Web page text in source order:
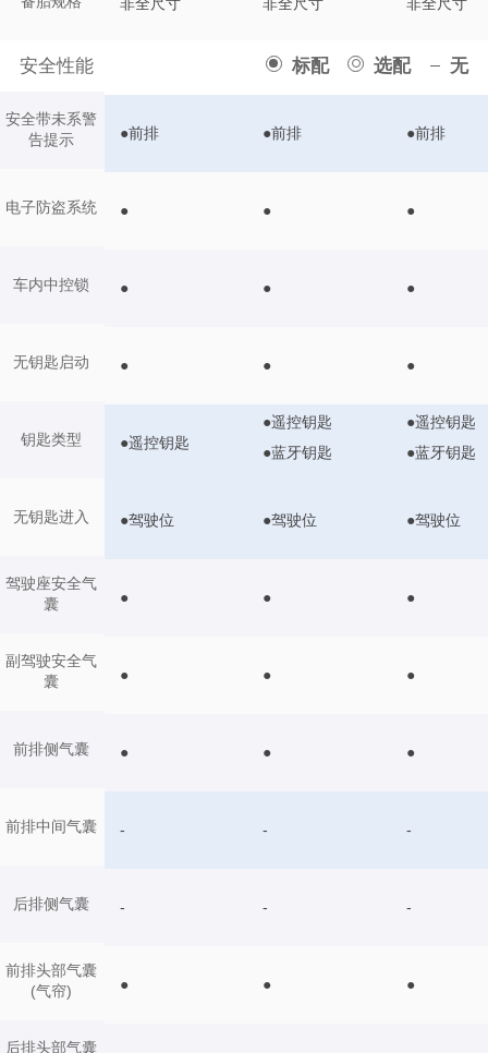
安全性能 标配 选配 无
安全带未系警
告提示
电子防盗系统
车内中控锁
无钥匙启动
钥匙类型
无钥匙进入
驾驶座安全气
囊
副驾驶安全气
囊
前排侧气囊
前排中间气囊
后排侧气囊
前排头部气囊
(气帘)
后排头部气囊
●前排 ●前排 ●前排
● ● ●
● ● ●
● ● ●
●遥控钥匙
●遥控钥匙
●蓝牙钥匙
●遥控钥匙
●蓝牙钥匙
●驾驶位 ●驾驶位 ●驾驶位
● ● ●
● ● ●
● ● ●
- - -
- - -
● ● ●